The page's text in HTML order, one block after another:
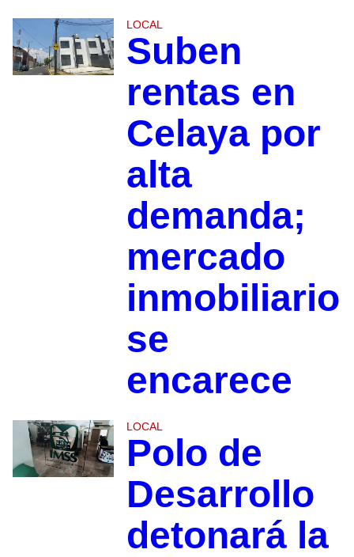
LOCAL
Suben
rentas en
Celaya por
alta
demanda;
mercado
inmobiliario
se
encarece
LOCAL
Polo de
Desarrollo
detonará la